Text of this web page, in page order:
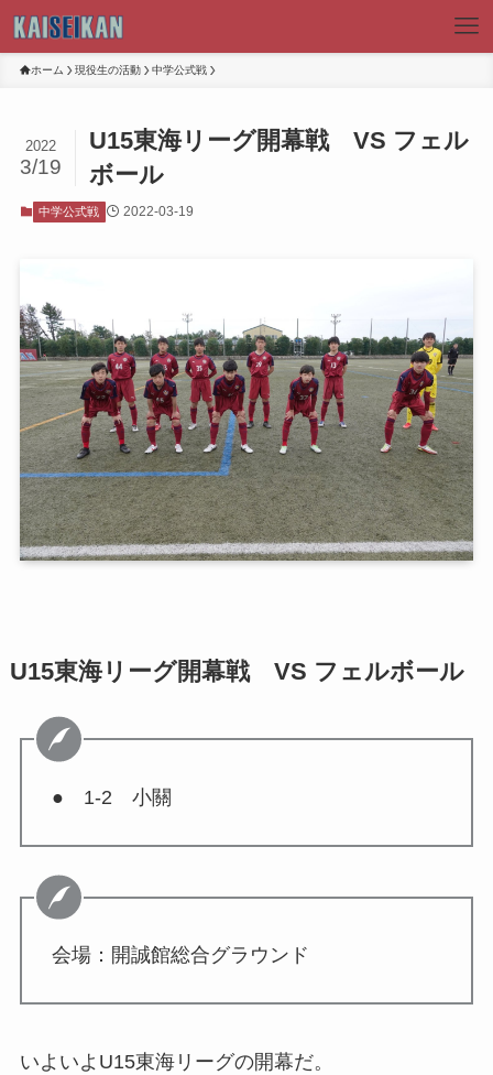
ホーム 現役生の活動 中学公式戦
U15東海リーグ開幕戦 VS フェル
ボール
2022
3/19
中学公式戦 2022-03-19
U15東海リーグ開幕戦 VS フェルボール
● 1-2 小關
会場：開誠館総合グラウンド
いよいよU15東海リーグの開幕だ。